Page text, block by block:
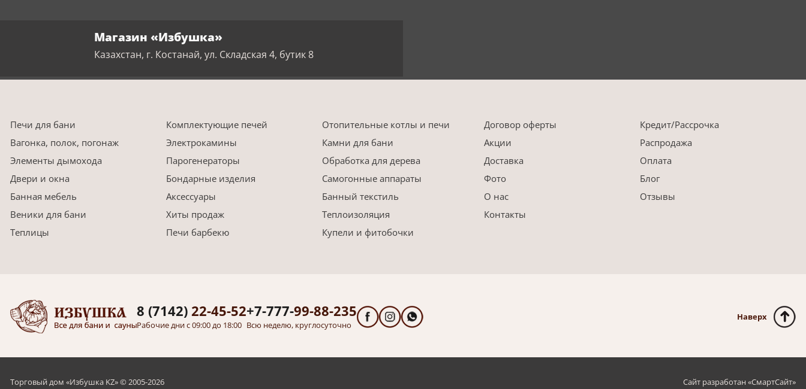
Магазин «Избушка»
Казахстан, г. Костанай, ул. Складская 4, бутик 8
Печи для бани Комплектующие печей
Отопительные котлы и печи
Вагонка, полок, погонаж
Электрокамины
Камни для бани
Элементы дымохода
Парогенераторы
Обработка для дерева
Двери и окна
Бондарные изделия
Самогонные аппараты
Банная мебель
Аксессуары
Банный текстиль
Веники для бани
Хиты продаж
Теплоизоляция
Теплицы
Печи барбекю Купели и фитобочки
Договор оферты
Кредит/Рассрочка
Акции
Распродажа
Доставка
Оплата
Фото
Блог
О нас
Отзывы
Контакты
8 (7142) 22-45-52
Рабочие дни с 09:00 до 18:00
+7-777-99-88-235
Всю неделю, круглосуточно
Наверх
Торговый дом «Избушка KZ» © 2005-2026 Сайт разработан «СмартСайт»